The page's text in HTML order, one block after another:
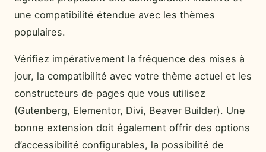
une compatibilité étendue avec les thèmes
populaires.
Vérifiez impérativement la fréquence des mises à
jour, la compatibilité avec votre thème actuel et les
constructeurs de pages que vous utilisez
(Gutenberg, Elementor, Divi, Beaver Builder). Une
bonne extension doit également offrir des options
d’accessibilité configurables, la possibilité de